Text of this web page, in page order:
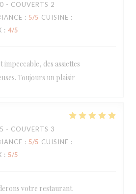
- COUVERTS 2
: 5/5 CUISINE :
: 4/5
impeccable, des assiettes
Toujours un plaisir
- COUVERTS 3
: 5/5 CUISINE :
: 5/5
votre restaurant.